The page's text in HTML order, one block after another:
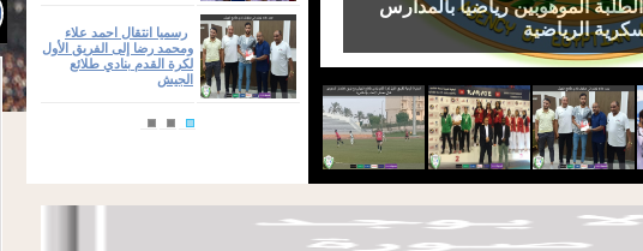
الموهوبين رياضياً بالمدارس
الرياضية
رسميا انتقال احمد علاء
ومحمد رضا إلى الفريق الأول
لكرة القدم بنادي طلائع
الجيش